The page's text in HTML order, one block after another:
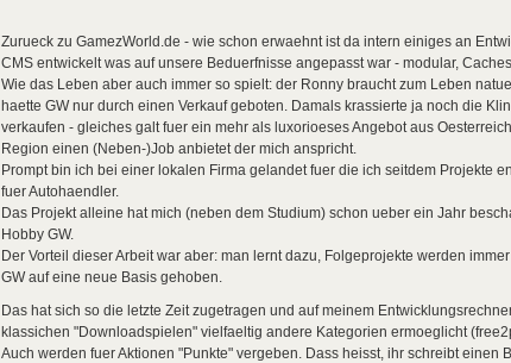
Zurueck zu GamezWorld.de - wie schon erwaehnt ist da intern einiges an
CMS entwickelt was auf unsere Beduerfnisse angepasst war - modular,
Wie das Leben aber auch immer so spielt: der Ronny braucht zum Leben
haette GW nur durch einen Verkauf geboten. Damals krassierte ja noch die
verkaufen - gleiches galt fuer ein mehr als luxorioeses Angebot aus
Region einen (Neben-)Job anbietet der mich anspricht.
Prompt bin ich bei einer lokalen Firma gelandet fuer die ich seitdem Projekte
fuer Autohaendler.
Das Projekt alleine hat mich (neben dem Studium) schon ueber ein Jahr
Hobby GW.
Der Vorteil dieser Arbeit war aber: man lernt dazu, Folgeprojekte werden
GW auf eine neue Basis gehoben.
Das hat sich so die letzte Zeit zugetragen und auf meinem
klassichen "Downloadspielen" vielfaeltig andere Kategorien ermoeglicht
Auch werden fuer Aktionen "Punkte" vergeben. Dass heisst, ihr schreibt einen